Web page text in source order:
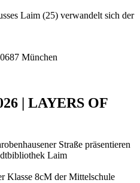
Laim (25) verwandelt sich der
München
| LAYERS OF
Straße präsentieren
Laim
Klasse 8cM der Mittelschule